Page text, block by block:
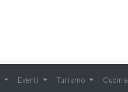
Eventi Turismo Cucina